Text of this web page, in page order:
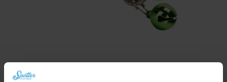
Kattenhalsband met veiligheidssluiting – Fluor groen/reflecterend